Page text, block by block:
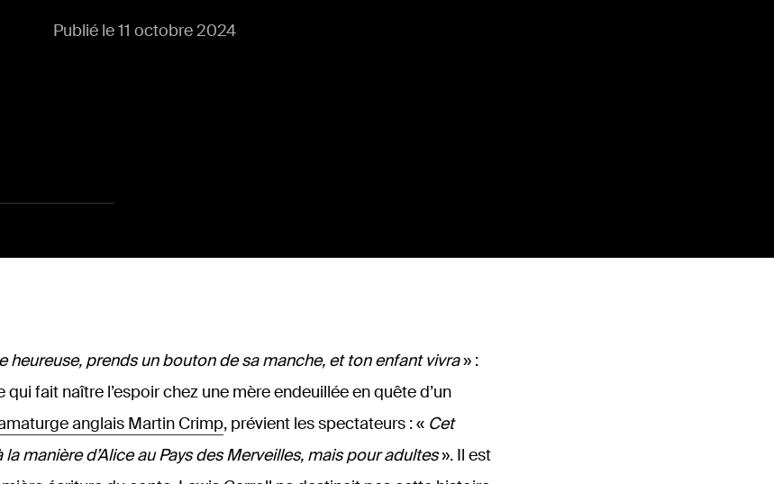
Publié le 11 octobre 2024
heureuse, prends un bouton de sa manche, et ton enfant vivra» :
fait naître l’espoir chez une mère endeuillée en quête d’un
anglais Martin Crimp, prévient les spectateurs : « Cet
manière d’Alice au Pays des Merveilles, mais pour adultes». Il est